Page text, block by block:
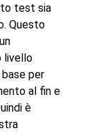
test sia
Questo
livello
per
al fin e
è